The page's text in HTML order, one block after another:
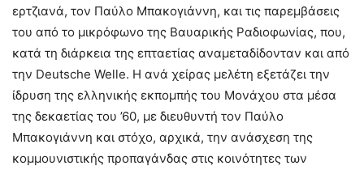
ερτζιανά, τον Παύλο Μπακογιάννη, και τις παρεμβάσεις
του από το μικρόφωνο της Βαυαρικής Ραδιοφωνίας, που,
κατά τη διάρκεια της επταετίας αναμεταδίδονταν και από
την Deutsche Welle. Η ανά χείρας μελέτη εξετάζει την
ίδρυση της ελληνικής εκπομπής του Μονάχου στα μέσα
της δεκαετίας του ’60, με διευθυντή τον Παύλο
Μπακογιάννη και στόχο, αρχικά, την ανάσχεση της
κομμουνιστικής προπαγάνδας στις κοινότητες των